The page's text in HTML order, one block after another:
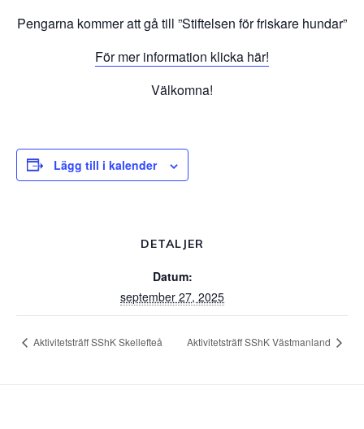
Pengarna kommer att gå till ”Stiftelsen för friskare hundar”
För mer information klicka här!
Välkomna!
Lägg till i kalender
DETALJER
Datum:
september 27, 2025
Aktivitetsträff SShK Skellefteå Aktivitetsträff SShK Västmanland